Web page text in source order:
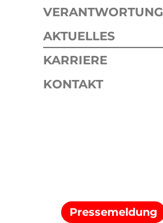
VERANTWORTUNG
AKTUELLES
KARRIERE
KONTAKT
Pressemeldung